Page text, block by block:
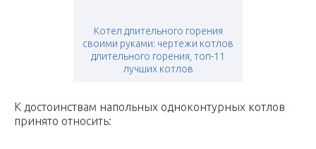
Котел длительного горения
своими руками: чертежи котлов
длительного горения, топ-11
лучших котлов
К достоинствам напольных одноконтурных котлов
принято относить: